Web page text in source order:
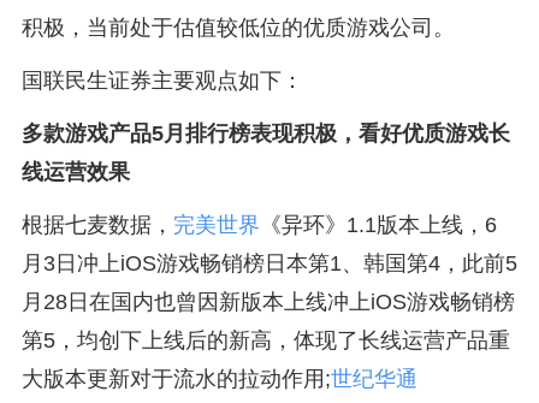
积极，当前处于估值较低位的优质游戏公司。
国联民生证券主要观点如下：
多款游戏产品5月排行榜表现积极，看好优质游戏长
线运营效果
根据七麦数据， 完美世界 《异环》1.1版本上线，6
月3日冲上iOS游戏畅销榜日本第1、韩国第4，此前5
月28日在国内也曾因新版本上线冲上iOS游戏畅销榜
第5，均创下上线后的新高，体现了长线运营产品重
大版本更新对于流水的拉动作用;世纪华通